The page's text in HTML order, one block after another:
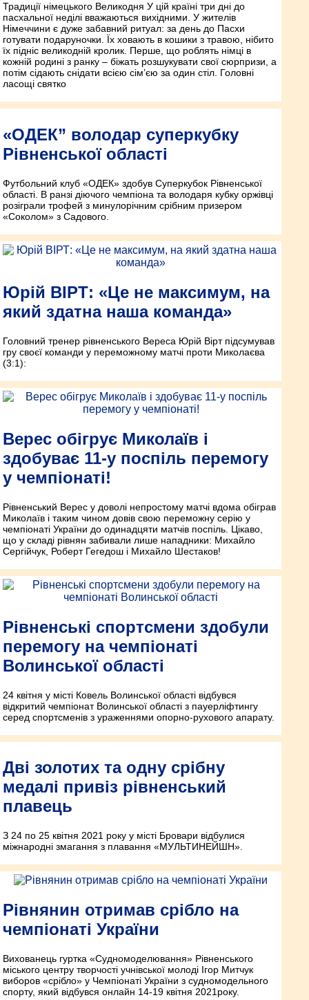
Традиції німецького Великодня У цій країні три дні до
пасхальної неділі вважаються вихідними. У жителів
Німеччини є дуже забавний ритуал: за день до Пасхи
готувати подаруночки. Їх ховають в кошики з травою, нібито
їх підніс великодній кролик. Перше, що роблять німці в
кожній родині з ранку – біжать розшукувати свої сюрпризи, а
потім сідають снідати всією сім’єю за один стіл. Головні
ласощі святко
«ОДЕК” володар суперкубку
Рівненської області
Футбольний клуб «ОДЕК» здобув Суперкубок Рівненської
області. В ранзі діючого чемпіона та володаря кубку оржівці
розіграли трофей з минулорічним срібним призером
«Соколом» з Садового.
Юрій ВІРТ: «Це не максимум, на
який здатна наша команда»
Головний тренер рівненського Вереса Юрій Вірт підсумував
гру своєї команди у переможному матчі проти Миколаєва
(3:1):
Верес обігрує Миколаїв і
здобуває 11-у поспіль перемогу
у чемпіонаті!
Рівненський Верес у доволі непростому матчі вдома обіграв
Миколаїв і таким чином довів свою переможну серію у
чемпіонаті України до одинадцяти матчів поспіль. Цікаво,
що у складі рівнян забивали лише нападники: Михайло
Сергійчук, Роберт Гегедош і Михайло Шестаков!
Рівненські спортсмени здобули
перемогу на чемпіонаті
Волинської області
24 квітня у місті Ковель Волинської області відбувся
відкритий чемпіонат Волинської області з пауерліфтингу
серед спортсменів з ураженнями опорно-рухового апарату.
Дві золотих та одну срібну
медалі привіз рівненський
плавець
З 24 по 25 квітня 2021 року у місті Бровари відбулися
міжнародні змагання з плавання «МУЛЬТИНЕЙШН».
Рівнянин отримав срібло на
чемпіонаті України
Вихованець гуртка «Судномоделювання» Рівненського
міського центру творчості учнівської молоді Ігор Митчук
виборов «срібло» у Чемпіонаті України з судномодельного
спорту, який відбувся онлайн 14-19 квітня 2021року.